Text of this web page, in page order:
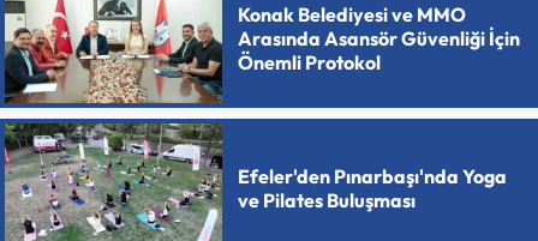
Konak Belediyesi ve MMO
Arasında Asansör Güvenliği İçin
Önemli Protokol
Efeler'den Pınarbaşı'nda Yoga
ve Pilates Buluşması